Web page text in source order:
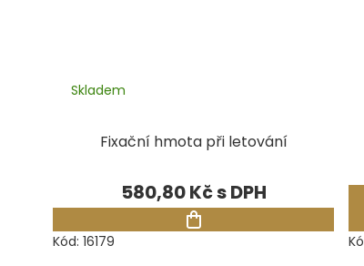
Fixační hmota při letování
Skladem
580,80 Kč
Kód: 16179